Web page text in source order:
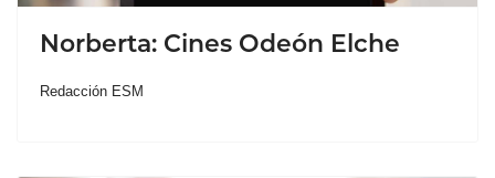
Norberta: Cines Odeón Elche
Redacción ESM